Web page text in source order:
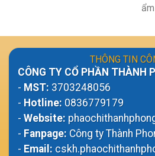
ẩm
THÔNG TIN
CÔNG TY CỔ PHẦN THÀNH
- MST: 3703248056
- Hotline: 0836779179
- Website:
- Fanpage: Công ty Thành
- Email: